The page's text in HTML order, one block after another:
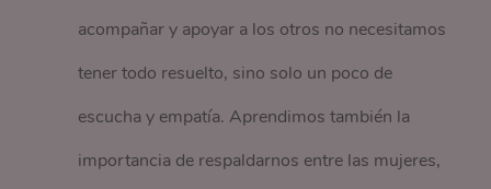
acompañar y apoyar a los otros no necesitamos
tener todo resuelto, sino solo un poco de
escucha y empatía. Aprendimos también la
importancia de respaldarnos entre las mujeres,